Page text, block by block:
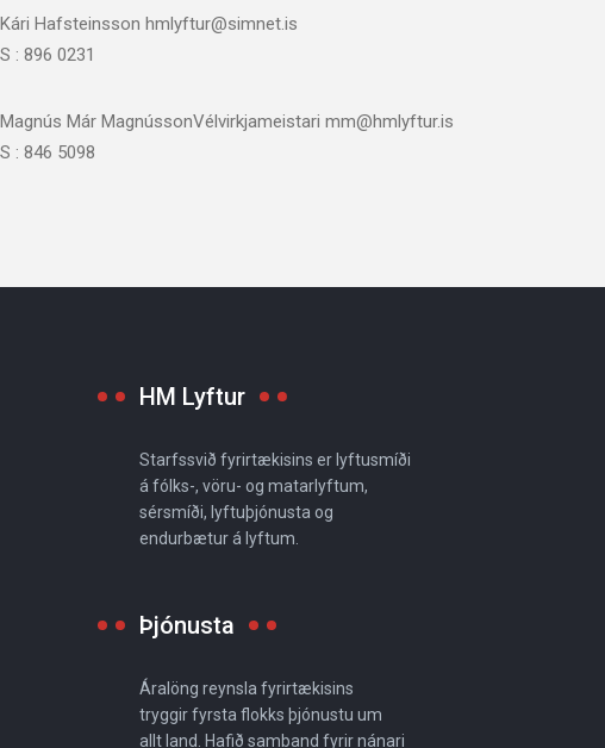
Kári Hafsteinsson hmlyftur@simnet.is
S : 896 0231
Magnús Már MagnússonVélvirkjameistari mm@hmlyftur.is
S : 846 5098
HM Lyftur
Starfssvið fyrirtækisins er lyftusmíði
á fólks-, vöru- og matarlyftum,
sérsmíði, lyftuþjónusta og
endurbætur á lyftum.
Þjónusta
Áralöng reynsla fyrirtækisins
tryggir fyrsta flokks þjónustu um
allt land. Hafið samband fyrir nánari